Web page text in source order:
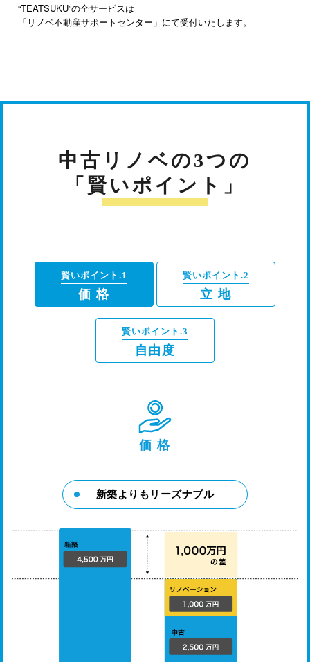
“TEATSUKU”の全サービスは
「リノベ不動産サポートセンター」にて受付いたします。
中古リノベの3つの
「賢いポイント」
賢いポイント.1
価 格
賢いポイント.2
立 地
賢いポイント.3
自由度
価 格
新築よりもリーズナブル